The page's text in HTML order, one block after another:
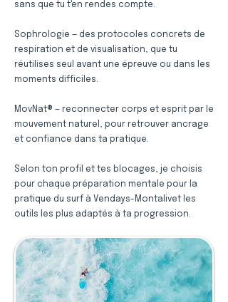
sans que tu t'en rendes compte.
Sophrologie — des protocoles concrets de
respiration et de visualisation, que tu
réutilises seul avant une épreuve ou dans les
moments difficiles.
MovNat® — reconnecter corps et esprit par le
mouvement naturel, pour retrouver ancrage
et confiance dans ta pratique.
Selon ton profil et tes blocages, je choisis
pour chaque préparation mentale pour la
pratique du surf à Vendays-Montalivet les
outils les plus adaptés à ta progression.